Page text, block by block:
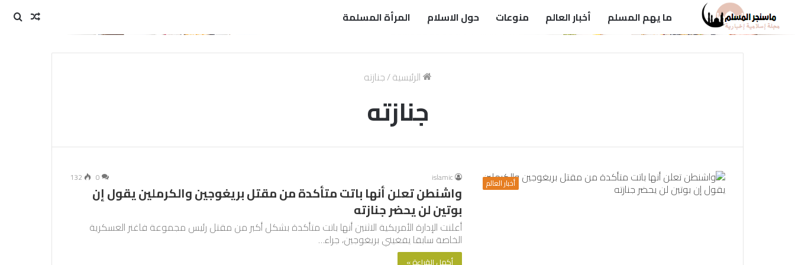
ما يهم المسلم أخبار العالم منوعات حول الاسلام المرأة المسلمة
مقال
الرئيسية/جنازته
جنازته
أخبار العالم islamic
0
132
واشنطن تعلن أنها باتت متأكدة من مقتل بريغوجين والكرملين يقول إن
بوتين لن يحضر جنازته
أعلنت الإدارة الأمريكية الاثنين أنها باتت متأكدة بشكل أكبر من مقتل رئيس مجموعة فاغنر العسكرية
الخاصة سابقا يفغيني بريغوجين، جراء…
أكمل القراءة »